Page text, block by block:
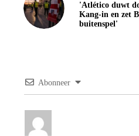
'Atlético duwt
Kang-in en zet
buitenspel'
Abonneer